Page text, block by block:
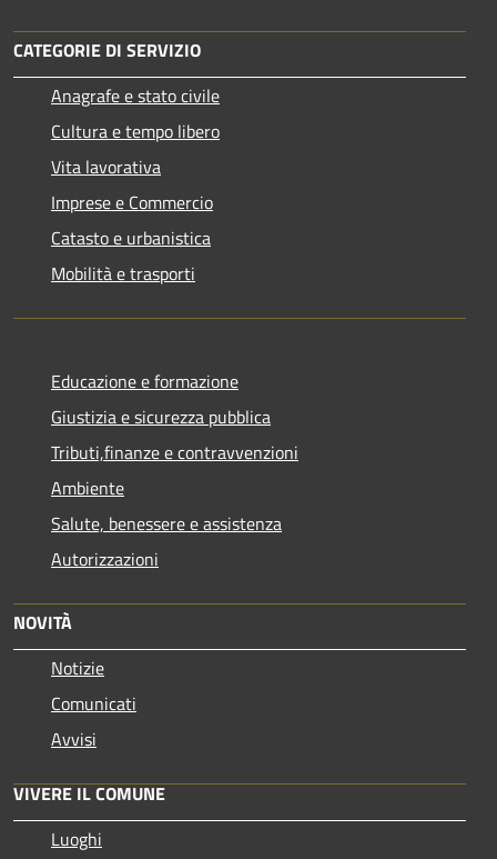
CATEGORIE DI SERVIZIO
Anagrafe e stato civile
Cultura e tempo libero
Vita lavorativa
Imprese e Commercio
Catasto e urbanistica
Mobilità e trasporti
Educazione e formazione
Giustizia e sicurezza pubblica
Tributi,finanze e contravvenzioni
Ambiente
Salute, benessere e assistenza
Autorizzazioni
NOVITÀ
Notizie
Comunicati
Avvisi
VIVERE IL COMUNE
Luoghi